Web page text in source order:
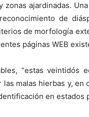
zonas ajardinadas.
de
de morfología
páginas WEB
“estas veintidós
malas hierbas y,
en estados